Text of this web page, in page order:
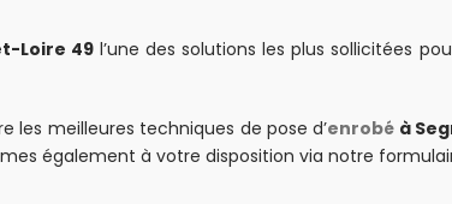
Loire 49l’une des solutions les plus sollicitées
les meilleures techniques de pose d’enrobé à
également à votre disposition via notre